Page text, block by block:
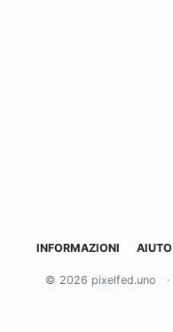
INFORMAZIONI AIUTO
© 2026 pixelfed.uno ·